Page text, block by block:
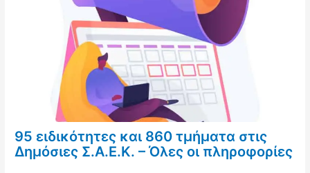
95 ειδικότητες και 860 τμήματα στις
Δημόσιες Σ.Α.Ε.Κ. – Όλες οι πληροφορίες